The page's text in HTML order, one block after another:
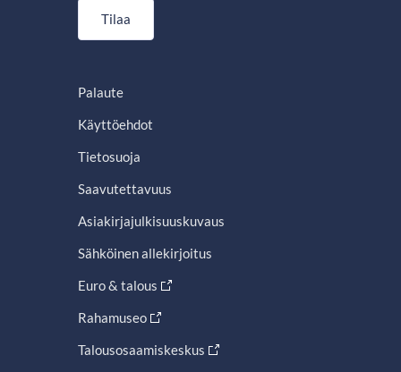
Tilaa
Palaute
Käyttöehdot
Tietosuoja
Saavutettavuus
Asiakirjajulkisuuskuvaus
Sähköinen allekirjoitus
Euro & talous
Rahamuseo
Talousosaamiskeskus